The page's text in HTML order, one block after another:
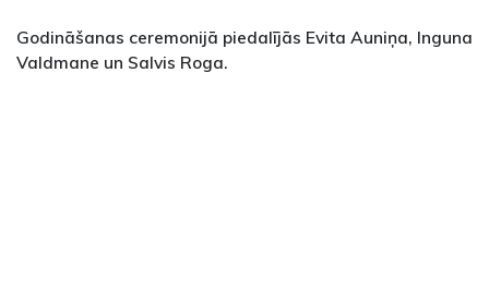
Godināšanas ceremonijā piedalījās Evita Auniņa, Inguna
Valdmane un Salvis Roga.